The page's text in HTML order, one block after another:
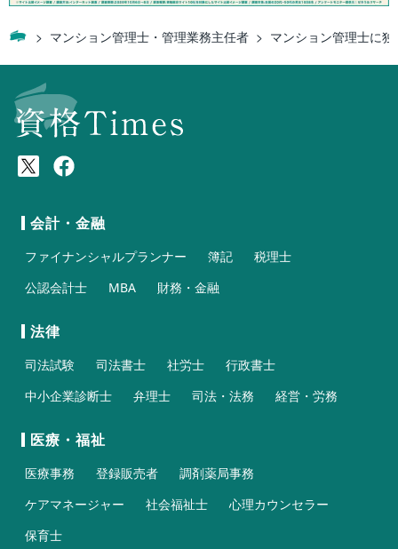
マンション管理士・管理業務主任者 マンション管理士に
会計・金融
ファイナンシャルプランナー 簿記
税理士
公認会計士
MBA 財務・金融
法律
司法試験 司法書士 社労士
行政書士
中小企業診断士
弁理士 司法・法務 経営・労務
医療・福祉
医療事務 登録販売者
調剤薬局事務
ケアマネージャー
社会福祉士
心理カウンセラー
保育士